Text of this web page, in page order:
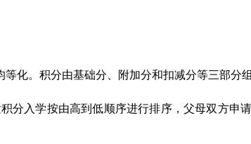
化。积分由基础分、附加分和扣减分等三部分组
分入学按由高到低顺序进行排序，父母双方申